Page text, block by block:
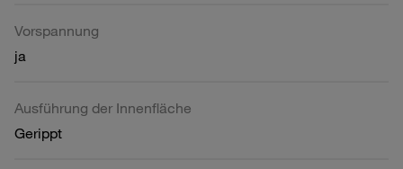
Vorspannung
ja
Ausführung der Innenfläche
Gerippt